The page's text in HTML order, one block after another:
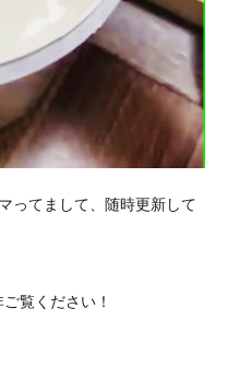
ってまして、随時更新して
覧ください！